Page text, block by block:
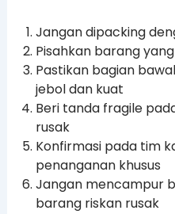
Jangan dipacking
Pisahkan barang
Pastikan bagian
jebol dan kuat
Beri tanda fragile
rusak
Konfirmasi pada tim
penanganan khusus
Jangan mencampur
barang riskan rusak